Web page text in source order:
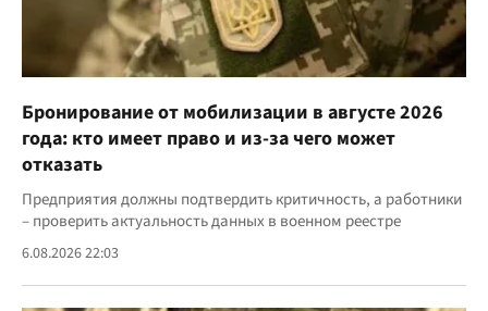
Бронирование от мобилизации в августе 2026
года: кто имеет право и из-за чего может
отказать
Предприятия должны подтвердить критичность, а работники
– проверить актуальность данных в военном реестре
6.08.2026 22:03